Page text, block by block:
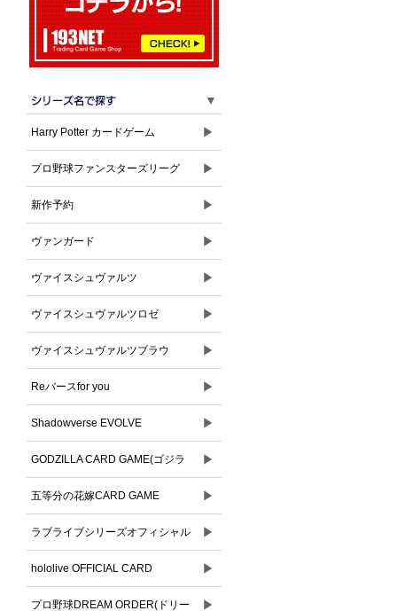
▼
Harry Potter カードゲーム ▶
プロ野球ファンスターズリーグ ▶
新作予約 ▶
ヴァンガード ▶
ヴァイスシュヴァルツ ▶
ヴァイスシュヴァルツロゼ ▶
ヴァイスシュヴァルツブラウ ▶
Reバースfor you ▶
Shadowverse EVOLVE ▶
GODZILLA CARD GAME(ゴジラ
カードゲーム)
▶
五等分の花嫁CARD GAME ▶
ラブライブシリーズオフィシャル
カードゲーム
▶
hololive OFFICIAL CARD
GAME(ホロライブオフィシャルカ
▶
プロ野球DREAM ORDER(ドリー ▶